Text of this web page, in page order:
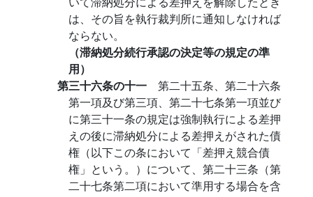
は、その旨を執行裁判所に通知しなければ
ならない。
（滞納処分続行承認の決定等の規定の準
用）
第三十六条の十一 第二十五条、第二十六条
第一項及び第三項、第二十七条第一項並び
に第三十一条の規定は強制執行による差押
えの後に滞納処分による差押えがされた債
権（以下この条において「差押え競合債
権」という。）について、第二十三条（第
二十七条第二項において準用する場合を含